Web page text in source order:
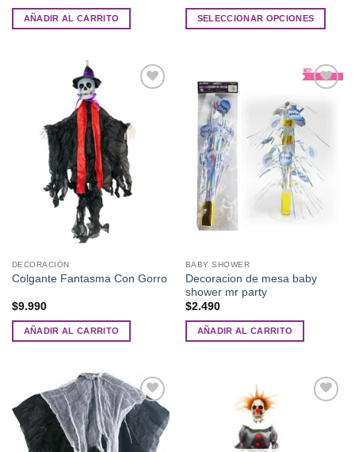
AÑADIR AL CARRITO SELECCIONAR OPCIONES
múltiples
variantes.
opciones
pueden
elegir
producto
lista de
deseos
DECORACIÓN
Colgante Fantasma Con Gorro
$9.990
AÑADIR AL CARRITO
a la
lista de
deseos
BABY SHOWER
Decoracion de mesa baby
shower mr party
$2.490
AÑADIR AL CARRITO
Añadir
a la
lista de
deseos